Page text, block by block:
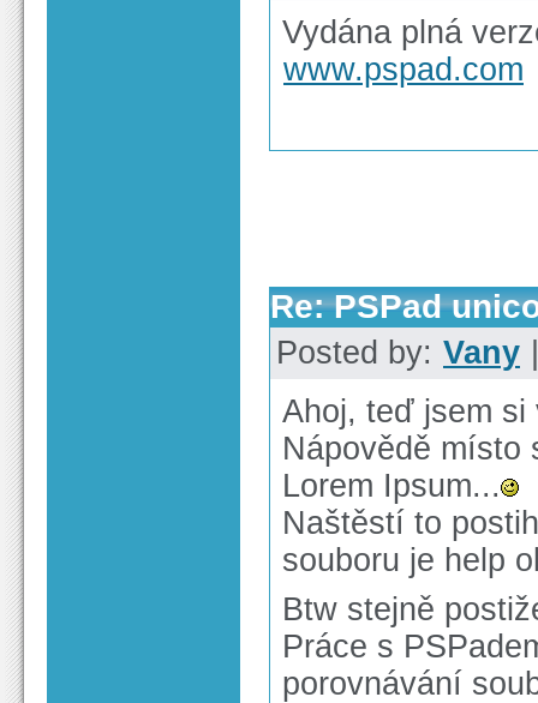
Vydána plná
www.pspad.com
Re: PSPad
Posted by: Vany
Ahoj, teď jsem si
Nápovědě místo
Lorem Ipsum...
Naštěstí to
souboru je help
Btw stejně
Práce s
porovnávání